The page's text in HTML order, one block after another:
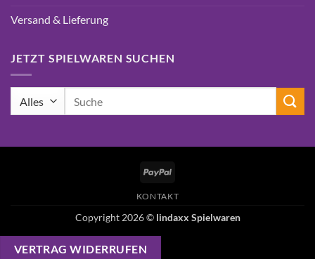
Versand & Lieferung
JETZT SPIELWAREN SUCHEN
PayPal
KONTAKT
Copyright 2026 © lindaxx Spielwaren
VERTRAG WIDERRUFEN